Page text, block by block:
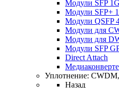
Модули SFP
Модули SFP+
Модули QSFP
Модули для
Модули для
Модули SFP
Direct Attach
Уплотнение:
Назад